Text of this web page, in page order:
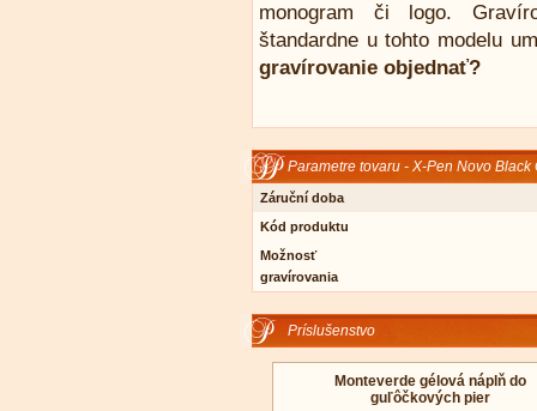
monogram či logo.
štandardne u tohto modelu
gravírovanie objednať?
Parametre tovaru - X-Pen Novo Black
Záruční doba
Kód produktu
Možnosť
gravírovania
Príslušenstvo
Monteverde gélová náplň do
guľôčkových pier